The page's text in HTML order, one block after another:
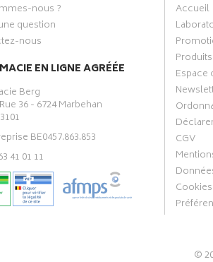
nous ?
question
nous
EN LIGNE AGRÉÉE
Berg
36 - 6724 Marbehan
BE0457.863.853
41 01 11‬
Accueil
Espace
CGV
Cookies
©